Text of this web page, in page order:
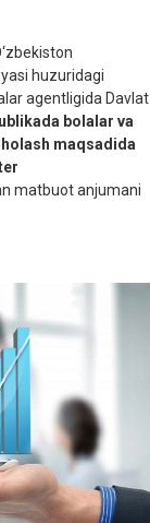
huzuridagi
agentligida Davlat
bolalar va
maqsadida
matbuot anjumani